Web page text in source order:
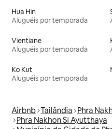
Hua Hin
Aluguéis por temporada
Vientiane
Aluguéis por temporada
Ko Kut
Aluguéis por temporada
Airbnb Tailândia Phra
Phra Nakhon Si Ayutthaya